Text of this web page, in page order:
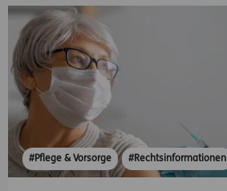
#Pflege & Vorsorge #Rechtsinformationen